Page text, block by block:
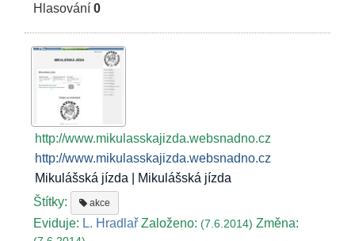
Hlasování0
http://www.mikulasskajizda.websnadno.cz
http://www.mikulasskajizda.websnadno.cz
Mikulášská jízda | Mikulášská jízda
Štítky:
akce
Eviduje: L. Hradlař Založeno:(7.6.2014)Změna: